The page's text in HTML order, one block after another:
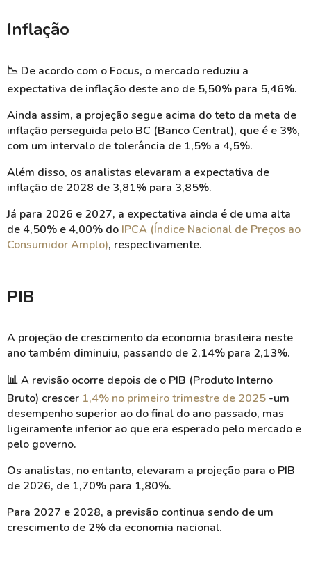
Inflação
📉 De acordo com o Focus, o mercado reduziu a
expectativa de inflação deste ano de 5,50% para 5,46%.
Ainda assim, a projeção segue acima do teto da meta de
inflação perseguida pelo BC (Banco Central), que é e 3%,
com um intervalo de tolerância de 1,5% a 4,5%.
Além disso, os analistas elevaram a expectativa de
inflação de 2028 de 3,81% para 3,85%.
Já para 2026 e 2027, a expectativa ainda é de uma alta
de 4,50% e 4,00% do IPCA (Índice Nacional de Preços ao
Consumidor Amplo), respectivamente.
PIB
A projeção de crescimento da economia brasileira neste
ano também diminuiu, passando de 2,14% para 2,13%.
📊A revisão ocorre depois de o PIB (Produto Interno
Bruto) crescer 1,4% no primeiro trimestre de 2025 -um
desempenho superior ao do final do ano passado, mas
ligeiramente inferior ao que era esperado pelo mercado e
pelo governo.
Os analistas, no entanto, elevaram a projeção para o PIB
de 2026, de 1,70% para 1,80%.
Para 2027 e 2028, a previsão continua sendo de um
crescimento de 2% da economia nacional.